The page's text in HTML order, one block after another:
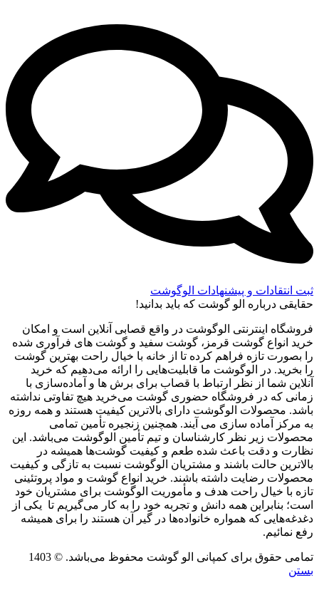
ثبت انتقادات و پیشنهادات الوگوشت
حقایقی درباره الو گوشت که باید بدانید!
فروشگاه اینترنتی الوگوشت در واقع قصابی آنلاین است و امکان
خرید انواع گوشت قرمز، گوشت سفید و گوشت های فرآوری شده
را بصورت تازه فراهم کرده تا از خانه با خیال راحت بهترین گوشت
را بخرید. در الوگوشت ما قابلیت‌هایی را ارائه می‌دهیم که خرید
آنلاین شما از نظر ارتباط با قصاب برای برش ها و آماده‌سازی با
زمانی که در فروشگاه حضوری گوشت می‌خرید هیچ تفاوتی نداشته
باشد. محصولات الوگوشت دارای بالاترین کیفیت هستند و همه روزه
به مرکز آماده سازی می آیند. همچنین زنجیره تأمین تمامی
محصولات زیر نظر کارشناسان و تیم تأمین الوگوشت می‌باشد. این
نظارت و دقت باعث شده طعم و کیفیت گوشت‌ها همیشه در
بالاترین حالت باشند و مشتریان الوگوشت نسبت به تازگی و کیفیت
محصولات رضایت داشته باشند. خرید انواع گوشت و مواد پروتئینی
تازه با خیال راحت هدف و مأموریت الوگوشت برای مشتریان خود
است؛ بنابراین همه دانش و تجربه خود را به کار می‌گیریم تا یکی از
دغدغه‌هایی که همواره خانواده‌ها در گیر آن هستند را برای همیشه
رفع نمائیم.
تمامی حقوق برای کمپانی الو گوشت محفوظ می‌باشد. © 1403
بستن